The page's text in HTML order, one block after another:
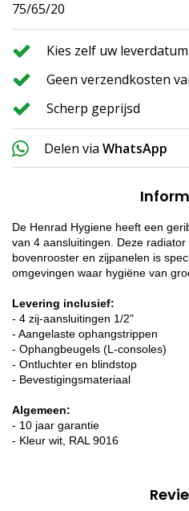
75/65/20
Kies zelf uw leverdatum
Geen verzendkosten
Scherp geprijsd
Delen via WhatsApp
De Henrad Hygiene heeft een
van 4 aansluitingen. Deze radiator
bovenrooster en zijpanelen is
omgevingen waar hygiëne van
Levering inclusief:
- 4 zij-aansluitingen 1/2"
- Aangelaste ophangstrippen
- Ophangbeugels (L-consoles)
- Ontluchter en blindstop
- Bevestigingsmateriaal
Algemeen:
- 10 jaar garantie
- Kleur wit, RAL 9016